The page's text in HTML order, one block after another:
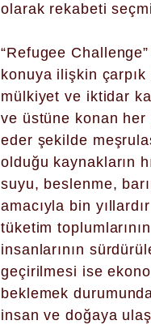
olarak rekabeti
“Refugee
konuya ilişkin çarpık
mülkiyet ve iktidar
ve üstüne konan her
eder şekilde
olduğu kaynakların
suyu, beslenme,
amacıyla bin
tüketim
insanlarının
geçirilmesi ise
beklemek
insan ve doğaya